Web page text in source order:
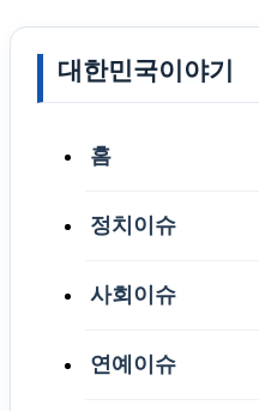
대한민국이야기
홈
정치이슈
사회이슈
연예이슈